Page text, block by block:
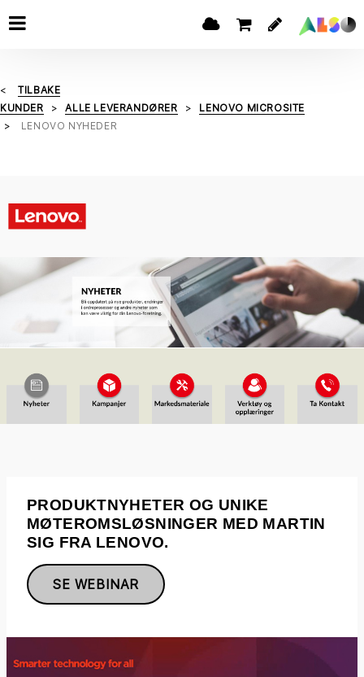
TILBAKE
KUNDER
ALLE LEVERANDØRER
LENOVO MICROSITE
LENOVO NYHEDER
PRODUKTNYHETER OG UNIKE
MØTEROMSLØSNINGER MED MARTIN
SIG FRA LENOVO.
SE WEBINAR